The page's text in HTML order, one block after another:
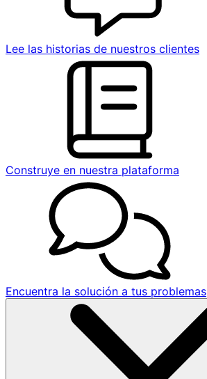
Lee las historias de nuestros clientes
Construye en nuestra plataforma
Encuentra la solución a tus problemas